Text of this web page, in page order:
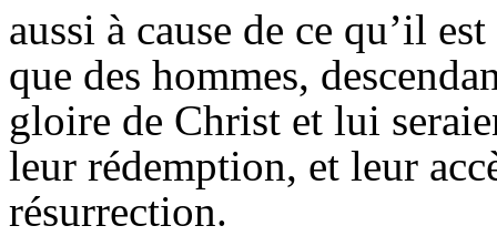
aussi à cause de ce qu’il
que des hommes,
gloire de Christ et lui
leur rédemption, et leur
résurrection.